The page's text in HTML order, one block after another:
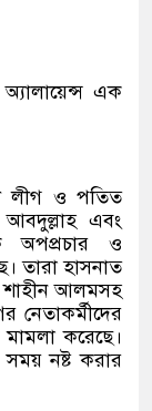
এক
লীগ ও পতিত
আবদুল্লাহ এবং
অপপ্রচার ও
তারা হাসনাত
শাহীন আলমসহ
করেছে।
সময় নষ্ট করার